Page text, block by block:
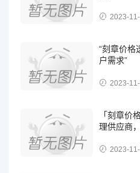
2023-
“刻章价格
户需求”
2023-
「刻章价
理供应商
2023-